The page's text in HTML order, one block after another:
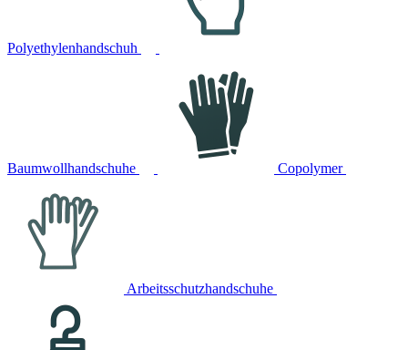
Polyethylenhandschuh
Baumwollhandschuhe Copolymer
Arbeitsschutzhandschuhe